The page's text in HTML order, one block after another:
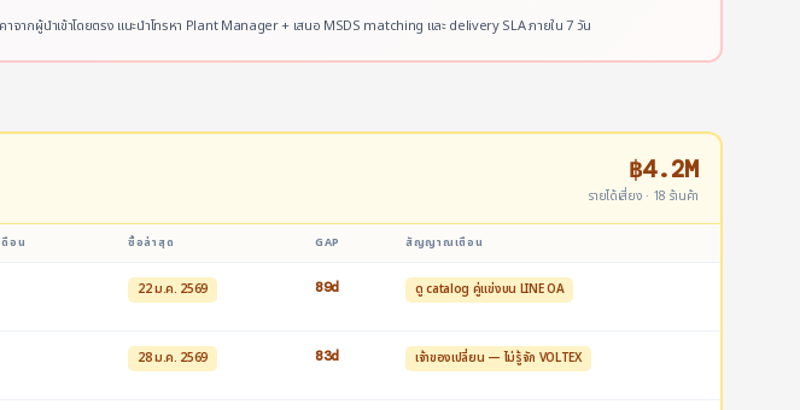
กผู้นำเข้าโดยตรง แนะนำโทรหา Plant Manager + เสนอ MSDS matching และ delivery SLA ภายใน 7 วัน
฿4.2M
รายได้เสี่ยง · 18 ร้านค้า
อน ซื้อล่าสุด GAP สัญญาณเตือน
22 ม.ค. 2569 89d ดู catalog คู่แข่งบน LINE OA
28 ม.ค. 2569 83d เจ้าของเปลี่ยน — ไม่รู้จัก VOLTEX